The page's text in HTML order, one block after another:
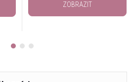
ZOBRAZIT